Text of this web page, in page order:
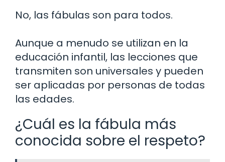
No, las fábulas son para todos.
Aunque a menudo se utilizan en la
educación infantil, las lecciones que
transmiten son universales y pueden
ser aplicadas por personas de todas
las edades.
¿Cuál es la fábula más
conocida sobre el respeto?